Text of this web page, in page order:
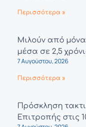
Περισσότερα »
Μιλούν από μόνα
μέσα σε 2,5
7 Αυγούστου, 2026
Περισσότερα »
Πρόσκληση
Επιτροπής στις